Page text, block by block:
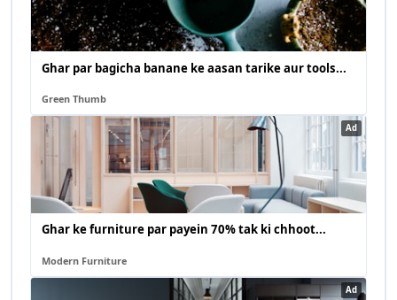
Ghar par bagicha banane ke aasan tarike aur tools...
Green Thumb
Ad
Ghar ke furniture par payein 70% tak ki chhoot...
Modern Furniture
Ad